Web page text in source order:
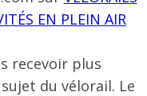
EN PLEIN AIR
recevoir plus
du vélorail. Le